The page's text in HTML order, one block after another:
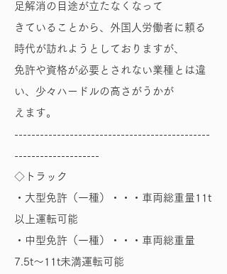
足解消の目途が立たなくなって
きていることから、外国人労働者に頼る
時代が訪れようとしておりますが、
免許や資格が必要とされない業種とは違
い、少々ハードルの高さがうかが
えます。
----------------------------------------------
--------------------
◇トラック
・大型免許（一種）・・・車両総重量11t
以上運転可能
・中型免許（一種）・・・車両総重量
7.5t～11t未満運転可能